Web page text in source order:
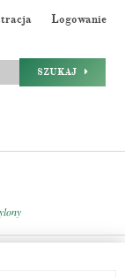
Logowanie
SZUKAJ